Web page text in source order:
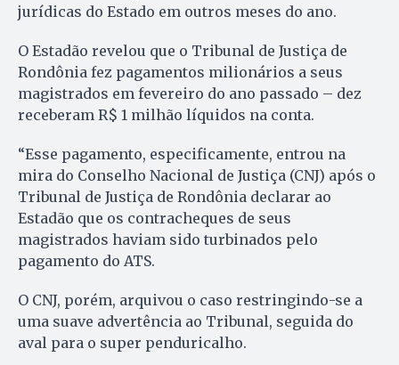
jurídicas do Estado em outros meses do ano.
O Estadão revelou que o Tribunal de Justiça de
Rondônia fez pagamentos milionários a seus
magistrados em fevereiro do ano passado – dez
receberam R$ 1 milhão líquidos na conta.
“Esse pagamento, especificamente, entrou na
mira do Conselho Nacional de Justiça (CNJ) após o
Tribunal de Justiça de Rondônia declarar ao
Estadão que os contracheques de seus
magistrados haviam sido turbinados pelo
pagamento do ATS.
O CNJ, porém, arquivou o caso restringindo-se a
uma suave advertência ao Tribunal, seguida do
aval para o super penduricalho.